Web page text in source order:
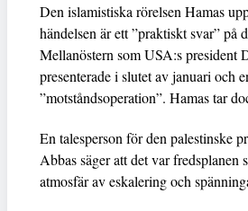
Den islamistiska rörelsen Hamas
händelsen är ett ”praktiskt svar” på
Mellanöstern som USA:s president
presenterade i slutet av januari och
”motståndsoperation”. Hamas tar
En talesperson för den palestinske
Abbas säger att det var fredsplanen
atmosfär av eskalering och